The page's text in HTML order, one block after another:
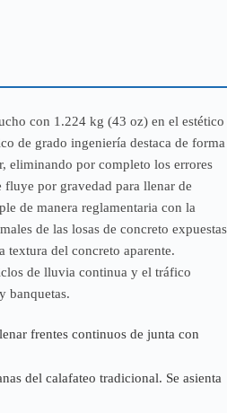
con 1.224 kg (43 oz) en el estético
de grado ingeniería destaca de forma
eliminando por completo los errores
por gravedad para llenar de
de manera reglamentaria con la
de las losas de concreto expuestas
textura del concreto aparente.
de lluvia continua y el tráfico
banquetas.
frentes continuos de junta con
del calafateo tradicional. Se asienta